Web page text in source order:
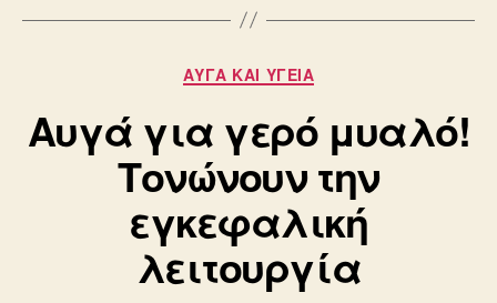
Κατηγορίες
ΑΥΓΆ ΚΑΙ ΥΓΕΊΑ
Αυγά για γερό μυαλό!
Τονώνουν την
εγκεφαλική
λειτουργία